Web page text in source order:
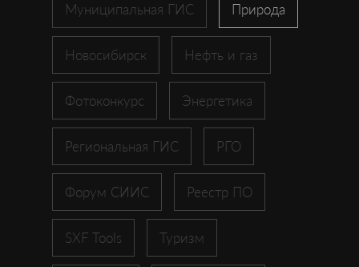
Муниципальная ГИС Природа
Новосибирск Нефть и газ
Фотоконкурс Энергетика
Региональная ГИС РГО
Форум СИИС Реестр ПО
SXF Tools Туризм